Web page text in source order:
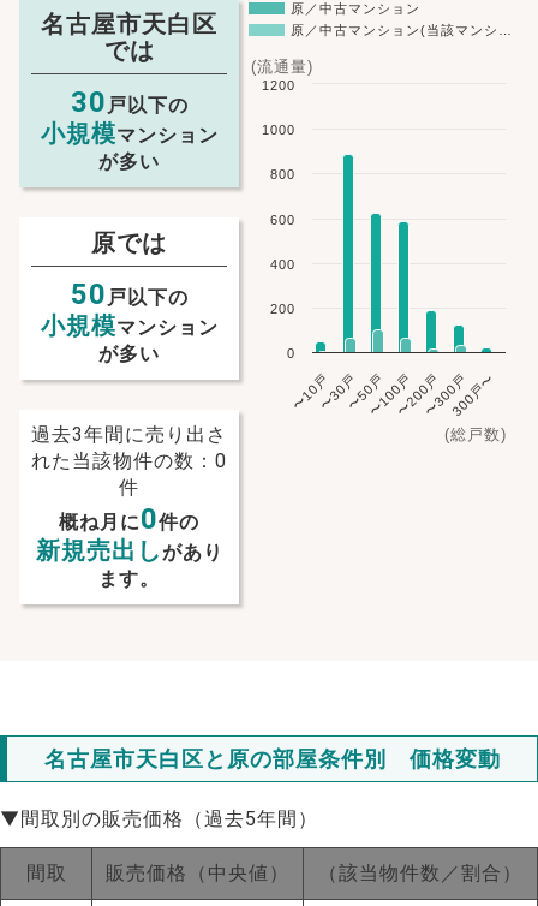
NEW!
名古屋市天白区
では
30 戸以下の
小規模マンション
が多い
原では
50 戸以下の
小規模マンション
が多い
過去3年間に売り出さ
れた当該物件の数：0
件
概ね月に0件の
新規売出しがあり
ます。
(総戸数)
(流通量)
原／中古マンション
原／中古マンション(当該マンシ…
〜10戸〜30戸〜50戸〜100戸〜200戸〜300戸300戸〜
0
200
400
600
800
1000
1200
名古屋市天白区と原の部屋条件別 価格変動
▼間取別の販売価格（過去5年間）
間取 販売価格（中央値） （該当物件数／割合）